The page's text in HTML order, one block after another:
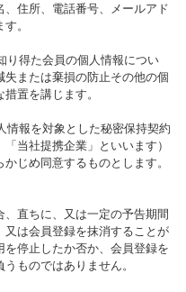
住所、電話番号、メールアド
。
り得た会員の個人情報につい
または棄損の防止その他の個
置を講じます。
情報を対象とした秘密保持契約
当社提携企業」といいます）
じめ同意するものとします。
直ちに、又は一定の予告期間
は会員登録を抹消することが
停止したか否か、会員登録を
ものではありません。